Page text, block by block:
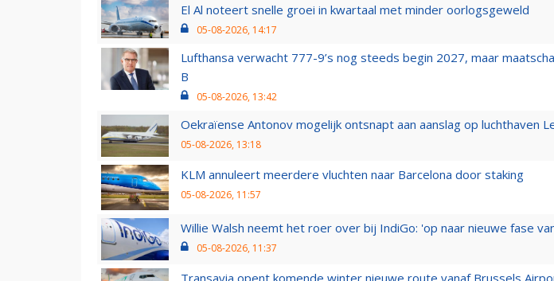
El Al noteert snelle groei in kwartaal met minder oorlogsgeweld
05-08-2026, 14:17
Lufthansa verwacht 777-9’s nog steeds begin 2027, maar
B
05-08-2026, 13:42
Oekraïense Antonov mogelijk ontsnapt aan aanslag op luchthaven
05-08-2026, 13:18
KLM annuleert meerdere vluchten naar Barcelona door staking
05-08-2026, 11:57
Willie Walsh neemt het roer over bij IndiGo: 'op naar nieuwe fase
05-08-2026, 11:37